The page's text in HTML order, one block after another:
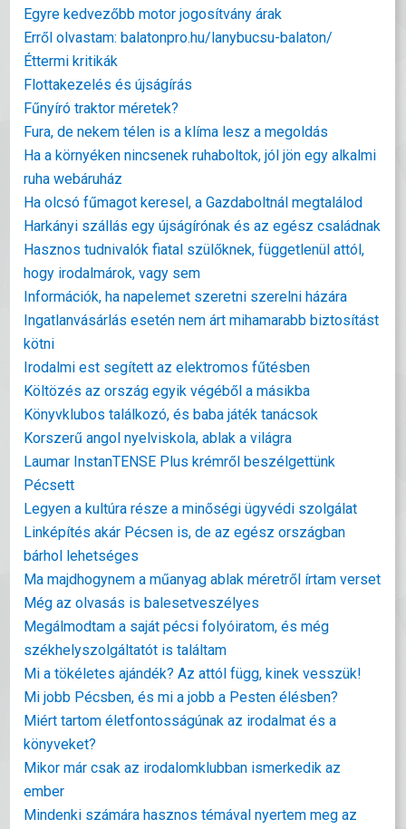
Egyre kedvezőbb motor jogosítvány árak
Erről olvastam: balatonpro.hu/lanybucsu-balaton/
Éttermi kritikák
Flottakezelés és újságírás
Fűnyíró traktor méretek?
Fura, de nekem télen is a klíma lesz a megoldás
Ha a környéken nincsenek ruhaboltok, jól jön egy alkalmi
ruha webáruház
Ha olcsó fűmagot keresel, a Gazdaboltnál megtalálod
Harkányi szállás egy újságírónak és az egész családnak
Hasznos tudnivalók fiatal szülőknek, függetlenül attól,
hogy irodalmárok, vagy sem
Információk, ha napelemet szeretni szerelni házára
Ingatlanvásárlás esetén nem árt mihamarabb biztosítást
kötni
Irodalmi est segített az elektromos fűtésben
Költözés az ország egyik végéből a másikba
Könyvklubos találkozó, és baba játék tanácsok
Korszerű angol nyelviskola, ablak a világra
Laumar InstanTENSE Plus krémről beszélgettünk
Pécsett
Legyen a kultúra része a minőségi ügyvédi szolgálat
Linképítés akár Pécsen is, de az egész országban
bárhol lehetséges
Ma majdhogynem a műanyag ablak méretről írtam verset
Még az olvasás is balesetveszélyes
Megálmodtam a saját pécsi folyóiratom, és még
székhelyszolgáltatót is találtam
Mi a tökéletes ajándék? Az attól függ, kinek vesszük!
Mi jobb Pécsben, és mi a jobb a Pesten élésben?
Miért tartom életfontosságúnak az irodalmat és a
könyveket?
Mikor már csak az irodalomklubban ismerkedik az
ember
Mindenki számára hasznos témával nyertem meg az